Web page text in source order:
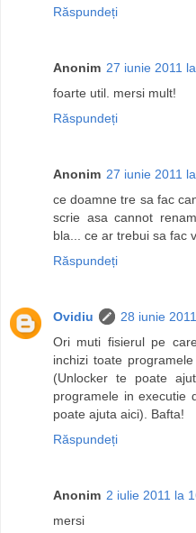
Răspundeți
Anonim 27 iunie 2011
foarte util. mersi mult!
Răspundeți
Anonim 27 iunie 2011
ce doamne tre sa fac
scrie asa cannot
bla... ce ar trebui sa fac
Răspundeți
Ovidiu
28 iunie
Ori muti fisierul pe
inchizi toate
(Unlocker te poate
programele in executie
poate ajuta aici). Bafta!
Răspundeți
Anonim 2 iulie 2011 la
mersi